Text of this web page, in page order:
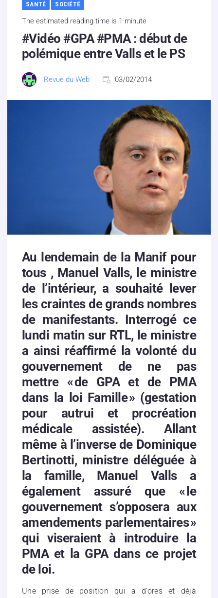
Boutique
Partenaires
SANTÉ
SOCIÉTÉ
The estimated reading time is 1 minute
#Vidéo #GPA #PMA : début de
polémique entre Valls et le PS
Revue du Web 03/02/2014
Au lendemain de la Manif pour
tous , Manuel Valls, le ministre
de l’intérieur, a souhaité lever
les craintes de grands nombres
de manifestants. Interrogé ce
lundi matin sur RTL, le ministre
a ainsi réaffirmé la volonté du
gouvernement de ne pas
mettre « de GPA et de PMA
dans la loi Famille » (gestation
pour autrui et procréation
médicale assistée). Allant
même à l’inverse de Dominique
Bertinotti, ministre déléguée à
la famille, Manuel Valls a
également assuré que « le
gouvernement s’opposera aux
amendements parlementaires »
qui viseraient à introduire la
PMA et la GPA dans ce projet
de loi.
Une prise de position qui a d’ores et déjà